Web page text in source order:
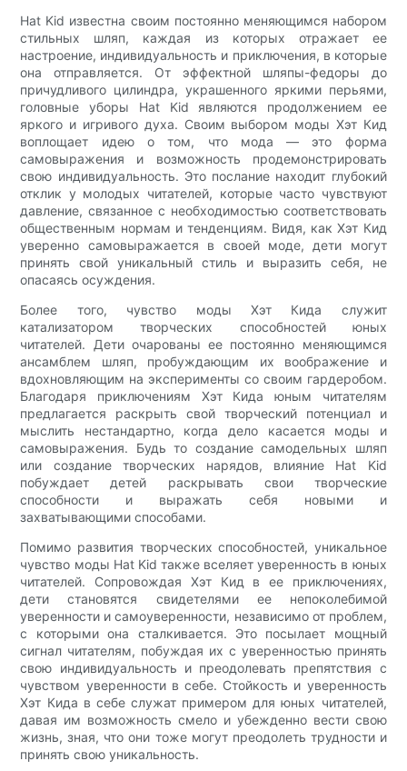
Hat Kid известна своим постоянно меняющимся набором
стильных шляп, каждая из которых отражает ее
настроение, индивидуальность и приключения, в которые
она отправляется. От эффектной шляпы-федоры до
причудливого цилиндра, украшенного яркими перьями,
головные уборы Hat Kid являются продолжением ее
яркого и игривого духа. Своим выбором моды Хэт Кид
воплощает идею о том, что мода — это форма
самовыражения и возможность продемонстрировать
свою индивидуальность. Это послание находит глубокий
отклик у молодых читателей, которые часто чувствуют
давление, связанное с необходимостью соответствовать
общественным нормам и тенденциям. Видя, как Хэт Кид
уверенно самовыражается в своей моде, дети могут
принять свой уникальный стиль и выразить себя, не
опасаясь осуждения.
Более того, чувство моды Хэт Кида служит
катализатором творческих способностей юных
читателей. Дети очарованы ее постоянно меняющимся
ансамблем шляп, пробуждающим их воображение и
вдохновляющим на эксперименты со своим гардеробом.
Благодаря приключениям Хэт Кида юным читателям
предлагается раскрыть свой творческий потенциал и
мыслить нестандартно, когда дело касается моды и
самовыражения. Будь то создание самодельных шляп
или создание творческих нарядов, влияние Hat Kid
побуждает детей раскрывать свои творческие
способности и выражать себя новыми и
захватывающими способами.
Помимо развития творческих способностей, уникальное
чувство моды Hat Kid также вселяет уверенность в юных
читателей. Сопровождая Хэт Кид в ее приключениях,
дети становятся свидетелями ее непоколебимой
уверенности и самоуверенности, независимо от проблем,
с которыми она сталкивается. Это посылает мощный
сигнал читателям, побуждая их с уверенностью принять
свою индивидуальность и преодолевать препятствия с
чувством уверенности в себе. Стойкость и уверенность
Хэт Кида в себе служат примером для юных читателей,
давая им возможность смело и убежденно вести свою
жизнь, зная, что они тоже могут преодолеть трудности и
принять свою уникальность.